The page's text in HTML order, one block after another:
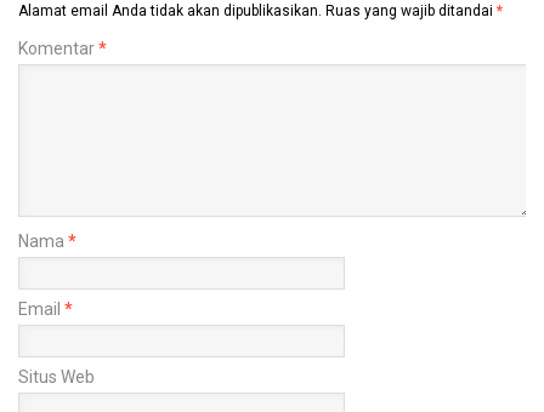
Alamat email Anda tidak akan dipublikasikan. Ruas yang wajib ditandai *
Komentar*
Nama *
Email *
Situs Web